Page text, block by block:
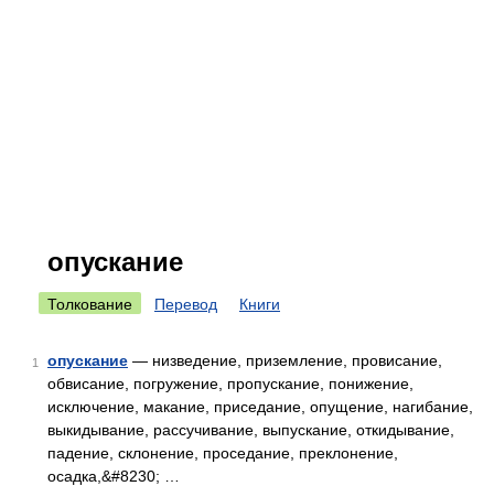
опускание
Толкование Перевод Книги
1 опускание — низведение, приземление, провисание,
обвисание, погружение, пропускание, понижение,
исключение, макание, приседание, опущение, нагибание,
выкидывание, рассучивание, выпускание, откидывание,
падение, склонение, проседание, преклонение,
осадка,&#8230; …